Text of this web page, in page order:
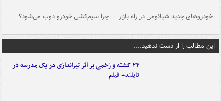
خودروهای جدید شیائومی در راه بازار چرا سیم‌کشی خودرو ذوب می‌شود؟
این مطالب را از دست ندهید....
۲۲ کشته و زخمی بر اثر تیراندازی در یک مدرسه در
تایلند+ فیلم